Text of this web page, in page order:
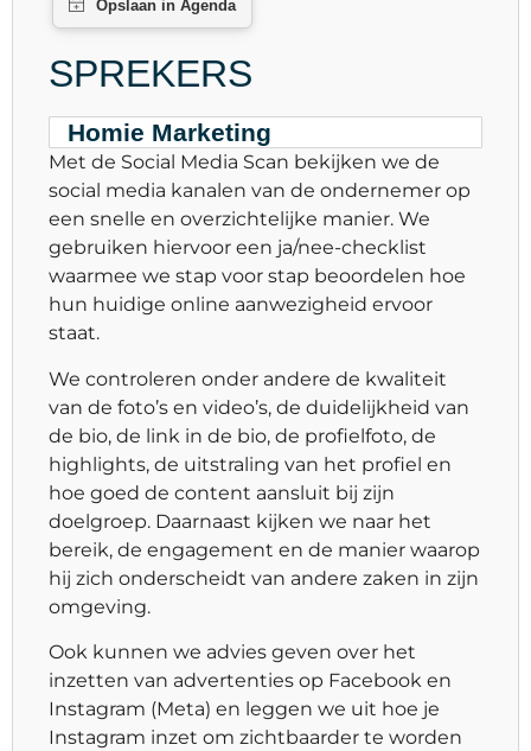
SPREKERS
Homie Marketing
Met de Social Media Scan bekijken we de
social media kanalen van de ondernemer op
een snelle en overzichtelijke manier. We
gebruiken hiervoor een ja/nee-checklist
waarmee we stap voor stap beoordelen hoe
hun huidige online aanwezigheid ervoor
staat.
We controleren onder andere de kwaliteit
van de foto’s en video’s, de duidelijkheid van
de bio, de link in de bio, de profielfoto, de
highlights, de uitstraling van het profiel en
hoe goed de content aansluit bij zijn
doelgroep. Daarnaast kijken we naar het
bereik, de engagement en de manier waarop
hij zich onderscheidt van andere zaken in zijn
omgeving.
Ook kunnen we advies geven over het
inzetten van advertenties op Facebook en
Instagram (Meta) en leggen we uit hoe je
Instagram inzet om zichtbaarder te worden